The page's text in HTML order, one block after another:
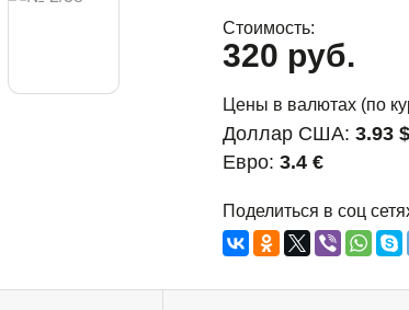
Стоимость:
320 руб.
Цены в валютах (по
Доллар США: 3.93 $
Евро: 3.4 €
Поделиться в соц